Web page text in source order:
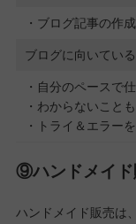
・ブログ記事の作
ブログに向いている
・自分のペースで
・わからないこと
・トライ＆エラー
⑨ハンドメイド
ハンドメイド販売は